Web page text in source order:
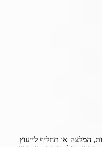
המלצה או תחליף לייעוץ